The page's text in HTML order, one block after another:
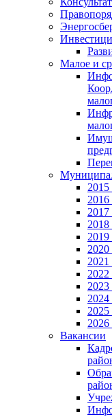
Малое и
2015
2016
2017
2018
2019
2020
2021
2022
2023
2024
2025
2026
Вакансии